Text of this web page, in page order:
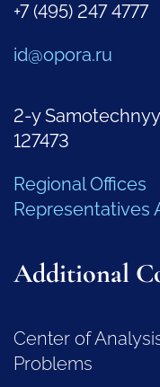
+7 (495) 247 4777
id@opora.ru
2-y
127473
Regional Offices
Representatives
Additional
Center of
Problems